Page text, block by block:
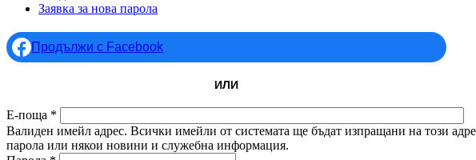
Заявка за нова парола
Продължи с Facebook
ИЛИ
Е-поща *
Валиден имейл адрес. Всички имейли от системата ще бъдат изпращани на този
парола или някои новини и служебна информация.